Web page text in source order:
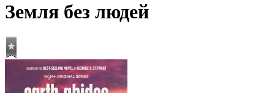
Земля без людей